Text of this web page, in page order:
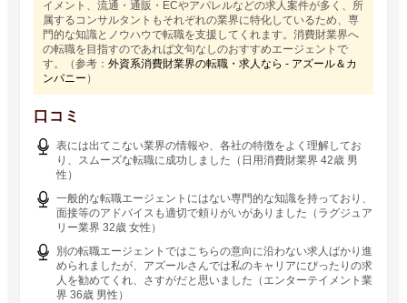
イメント、流通・通販・ECやアパレルなどの求人案件が多く、所
属するコンサルタントもそれぞれの業界に特化しているため、専
門的な知識とノウハウで転職を支援してくれます。消費財業界へ
の転職を目指すのであれば文句なしのおすすめエージェントで
す。（参考：外資系消費財業界の転職・求人なら - アズール＆カ
ンパニー ）
口コミ
表には出てこない業界の情報や、各社の特徴をよく理解してお
り、スムーズな転職に成功しました（日用消費財業界 42歳 男
性）
一般的な転職エージェントにはない専門的な知識を持っており、
面接等のアドバイスも適切で頼りがいがありました（ラグジュア
リー業界 32歳 女性）
別の転職エージェントではこちらの意向に沿わない求人ばかり進
められましたが、アズールさんでは私のキャリアにぴったりの求
人を勧めてくれ、さすがだと思いました（エンターテイメント業
界 36歳 男性）